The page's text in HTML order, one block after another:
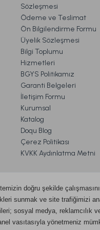
Sözleşmesi
Ödeme ve Teslimat
Ön Bilgilendirme Formu
Üyelik Sözleşmesi
Bilgi Toplumu
Hizmetleri
BGYS Politikamız
Garanti Belgeleri
İletişim Formu
Kurumsal
Katalog
Doqu Blog
Çerez Politikası
KVKK Aydınlatma Metni